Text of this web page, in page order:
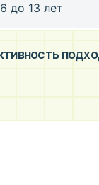
до 13 лет